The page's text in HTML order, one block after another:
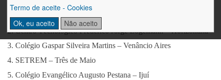
Termo de aceite - Cookies
Ok, eu aceito
Não aceito
1.Instituto Sinodal Imigrante – Vera Cruz
2.Centro Técnológico Frederico Jorge Logemann – Horizontina
3. Colégio Gaspar Silveira Martins – Venâncio Aires
4. SETREM – Três de Maio
5. Colégio Evangélico Augusto Pestana – Ijuí